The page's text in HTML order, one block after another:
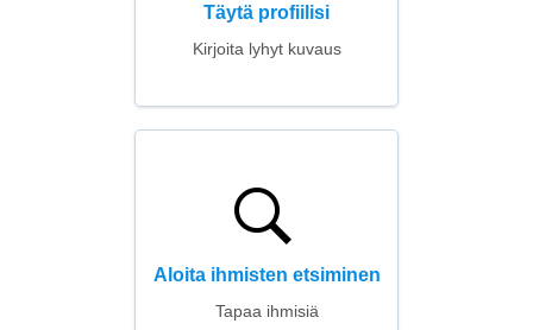
Täytä profiilisi
Kirjoita lyhyt kuvaus
Aloita ihmisten etsiminen
Tapaa ihmisiä